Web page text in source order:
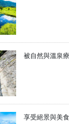
被自然與溫泉
享受絕景與美